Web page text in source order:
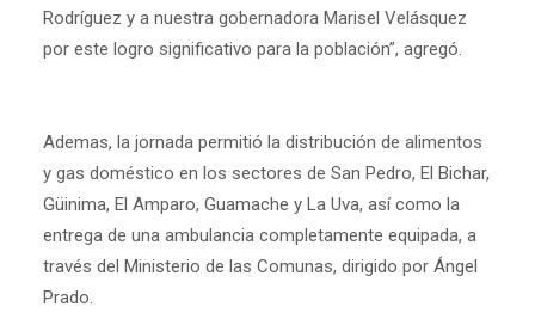
Rodríguez y a nuestra gobernadora Marisel Velásquez
por este logro significativo para la población”, agregó.
Ademas, la jornada permitió la distribución de alimentos
y gas doméstico en los sectores de San Pedro, El Bichar,
Güinima, El Amparo, Guamache y La Uva, así como la
entrega de una ambulancia completamente equipada, a
través del Ministerio de las Comunas, dirigido por Ángel
Prado.